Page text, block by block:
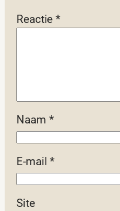
Reactie*
Naam *
E-mail*
Site